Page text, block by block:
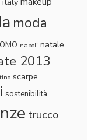
moda
napoli natale
2013
scarpe
sostenibilità
trucco